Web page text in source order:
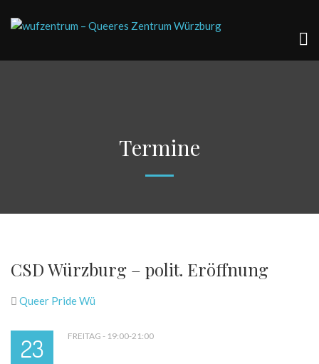
Termine
CSD Würzburg – polit. Eröffnung
Queer Pride Wü
23 FREITAG - 19:00-21:00